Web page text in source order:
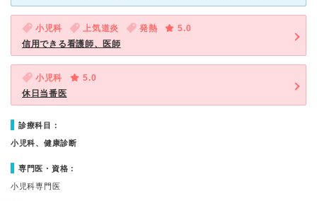
小児科 上気道炎 発熱
5.0
信用できる看護師、医師
小児科
5.0
休日当番医
診療科目：
小児科、健康診断
専門医・資格：
小児科専門医